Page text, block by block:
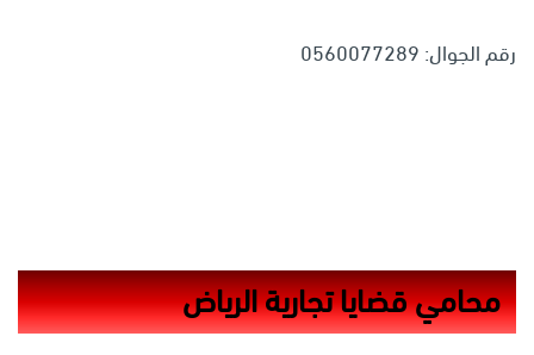
رقم الجوال: 0560077289
محامي قضايا تجارية الرياض